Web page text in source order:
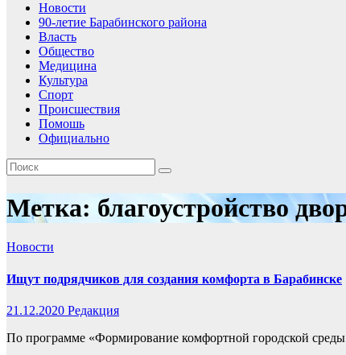
Новости
90-летие Барабинского района
Власть
Общество
Медицина
Культура
Спорт
Происшествия
Помошь
Официально
Метка: благоустройство
Новости
Ищут подрядчиков для создания комфорта в Барабинске
21.12.2020 Редакция
По программе «Формирование комфортной городской